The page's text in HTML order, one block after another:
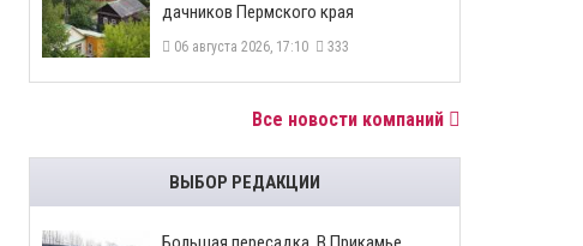
дачников Пермского края
06 августа 2026, 17:10 333
Все новости компаний
ВЫБОР РЕДАКЦИИ